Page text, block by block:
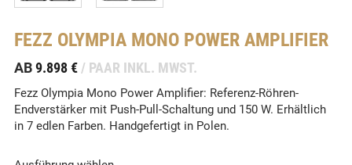
FEZZ OLYMPIA MONO POWER AMPLIFIER
AB9.898 € / PAAR INKL. MWST.
Fezz Olympia Mono Power Amplifier: Referenz-Röhren-
Endverstärker mit Push-Pull-Schaltung und 150 W. Erhältlich
in 7 edlen Farben. Handgefertigt in Polen.